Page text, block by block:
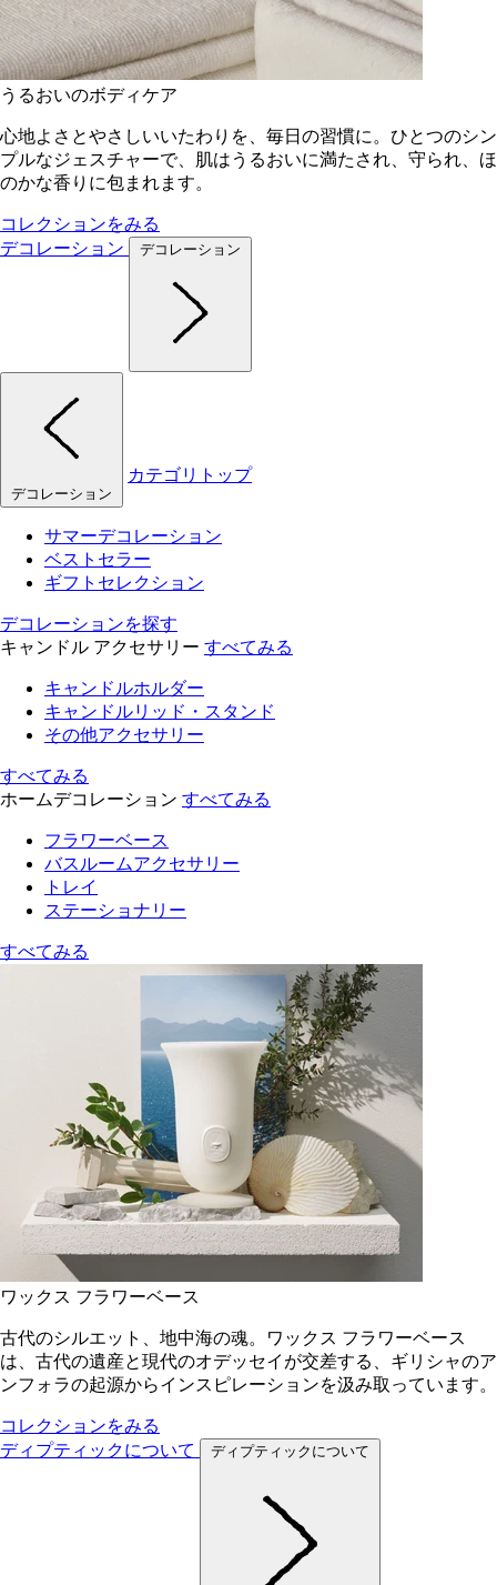
うるおいのボディケア
心地よさとやさしいいたわりを、毎日の習慣に。ひとつのシン
プルなジェスチャーで、肌はうるおいに満たされ、守られ、ほ
のかな香りに包まれます。
コレクションをみる
デコレーション
デコレーション
デコレーション
カテゴリトップ
サマーデコレーション
ベストセラー
ギフトセレクション
デコレーションを探す
キャンドル アクセサリー すべてみる
キャンドルホルダー
キャンドルリッド・スタンド
その他アクセサリー
すべてみる
ホームデコレーション すべてみる
フラワーベース
バスルームアクセサリー
トレイ
ステーショナリー
すべてみる
ワックス フラワーベース
古代のシルエット、地中海の魂。ワックス フラワーベース
は、古代の遺産と現代のオデッセイが交差する、ギリシャのア
ンフォラの起源からインスピレーションを汲み取っています。
コレクションをみる
ディプティックについて
ディプティックについて